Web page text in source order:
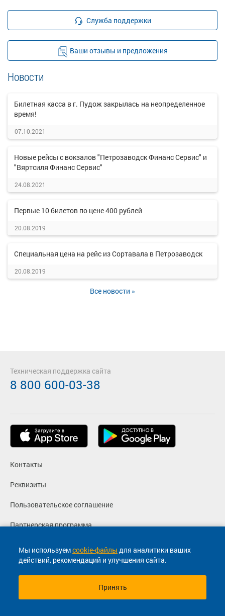
Служба поддержки
Ваши отзывы и предложения
Новости
Билетная касса в г. Пудож закрылась на неопределенное
время!
07.10.2021
Новые рейсы с вокзалов "Петрозаводск Финанс Сервис" и
"Вяртсиля Финанс Сервис"
24.08.2021
Первые 10 билетов по цене 400 рублей
20.08.2019
Специальная цена на рейс из Сортавала в Петрозаводск
20.08.2019
Все новости »
Мы используемcookie-файлы для аналитики ваших
действий, рекомендаций и улучшения сайта.
Принять
Контакты
Реквизиты
Пользовательское соглашение
Партнерская программа
Политика конфиденциальности
Согласие на маркетинговые сообщения
Техническая поддержка сайта
8 800 600-03-38
© 2013-2026, ООО "Капитал"- Онлайн сервис продажи